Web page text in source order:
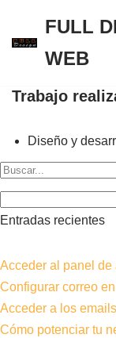
Saltar
contenido
FULL
WEB
Trabajo
Diseño y
Entradas recientes
Acceder al panel
Configurar correo
Acceder a los
Cómo potenciar tu